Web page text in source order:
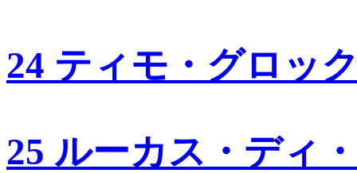
24 ティモ・グロッ
25 ルーカス・ディ